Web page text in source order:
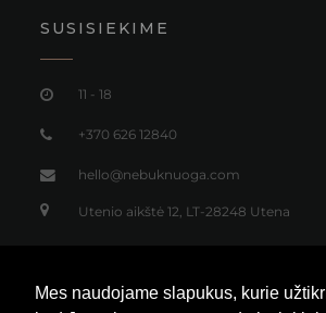
SUSISIEKIME
11 - 18
+370 626 12840
hello@nebuknuoga.com
Utenio aikštė 12, LT-28248 Utena
Mes naudojame slapukus, kurie